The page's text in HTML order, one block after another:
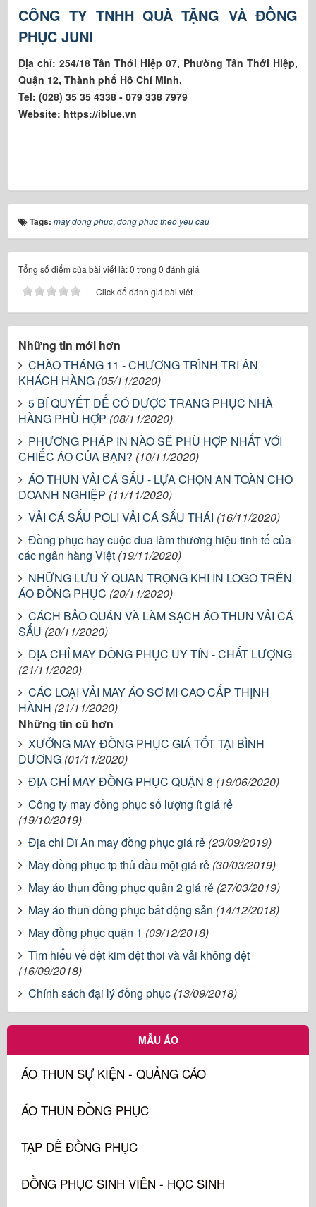
CÔNG TY TNHH QUÀ TẶNG VÀ ĐỒNG
PHỤC JUNI
Địa chỉ: 254/18 Tân Thới Hiệp 07, Phường Tân Thới Hiệp,
Quận 12, Thành phố Hồ Chí Minh,
Tel: (028) 35 35 4338 - 079 338 7979
Website: https://iblue.vn
Tags: may dong phuc, dong phuc theo yeu cau
Tổng số điểm của bài viết là: 0 trong 0 đánh giá
Click để đánh giá bài viết
Những tin mới hơn
CHÀO THÁNG 11 - CHƯƠNG TRÌNH TRI ÂN
KHÁCH HÀNG (05/11/2020)
5 BÍ QUYẾT ĐỂ CÓ ĐƯỢC TRANG PHỤC NHÀ
HÀNG PHÙ HỢP (08/11/2020)
PHƯƠNG PHÁP IN NÀO SẼ PHÙ HỢP NHẤT VỚI
CHIẾC ÁO CỦA BẠN? (10/11/2020)
ÁO THUN VẢI CÁ SẤU - LỰA CHỌN AN TOÀN CHO
DOANH NGHIỆP (11/11/2020)
VẢI CÁ SẤU POLI VẢI CÁ SẤU THÁI (16/11/2020)
Đồng phục hay cuộc đua làm thương hiệu tinh tế của
các ngân hàng Việt (19/11/2020)
NHỮNG LƯU Ý QUAN TRỌNG KHI IN LOGO TRÊN
ÁO ĐỒNG PHỤC (20/11/2020)
CÁCH BẢO QUÁN VÀ LÀM SẠCH ÁO THUN VẢI CÁ
SẤU (20/11/2020)
ĐỊA CHỈ MAY ĐỒNG PHỤC UY TÍN - CHẤT LƯỢNG
(21/11/2020)
CÁC LOẠI VẢI MAY ÁO SƠ MI CAO CẤP THỊNH
HÀNH (21/11/2020)
Những tin cũ hơn
XƯỞNG MAY ĐỒNG PHỤC GIÁ TỐT TẠI BÌNH
DƯƠNG (01/11/2020)
ĐỊA CHỈ MAY ĐỒNG PHỤC QUẬN 8 (19/06/2020)
Công ty may đồng phục số lượng ít giá rẻ
(19/10/2019)
Địa chỉ Dĩ An may đồng phục giá rẻ (23/09/2019)
May đồng phục tp thủ dầu một giá rẻ (30/03/2019)
May áo thun đồng phục quận 2 giá rẻ (27/03/2019)
May áo thun đồng phục bất động sản (14/12/2018)
May đồng phục quận 1 (09/12/2018)
Tìm hiểu về dệt kim dệt thoi và vải không dệt
(16/09/2018)
Chính sách đại lý đồng phục (13/09/2018)
MẪU ÁO
ÁO THUN SỰ KIỆN - QUẢNG CÁO
ÁO THUN ĐỒNG PHỤC
TẠP DỀ ĐỒNG PHỤC
ĐỒNG PHỤC SINH VIÊN - HỌC SINH